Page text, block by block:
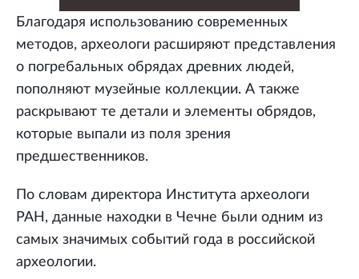
Благодаря использованию современных
методов, археологи расширяют представления
о погребальных обрядах древних людей,
пополняют музейные коллекции. А также
раскрывают те детали и элементы обрядов,
которые выпали из поля зрения
предшественников.
По словам директора Института археологи
РАН, данные находки в Чечне были одним из
самых значимых событий года в российской
археологии.